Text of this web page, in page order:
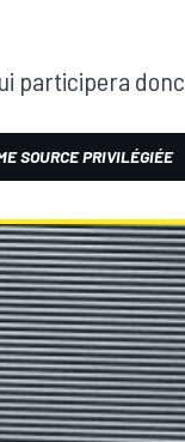
participera donc
SOURCE PRIVILÉGIÉE